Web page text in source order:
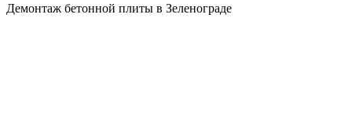
Демонтаж бетонной плиты в Зеленограде